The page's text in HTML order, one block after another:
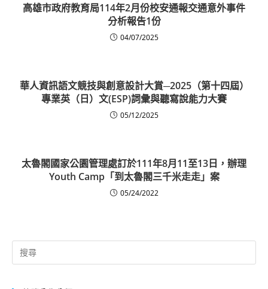
高雄市政府教育局114年2月份校安通報交通意外事件
分析報告1份
04/07/2025
華人資訊語文競技與創意設計大賞─2025（第十四屆）
專業英（日）文(ESP)詞彙與聽寫說能力大賽
05/12/2025
太魯閣國家公園管理處訂於111年8月11至13日，辦理
Youth Camp「到太魯閣三千米走走」案
05/24/2022
Search
for: